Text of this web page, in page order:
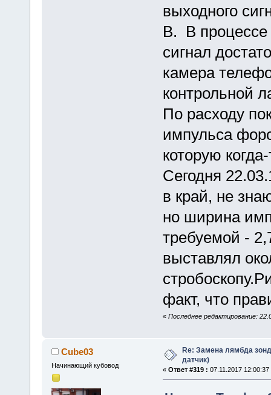
выходного
В. В процессе
сигнал
камера
контрольной
По расходу
импульса
которую
Сегодня
в край, не
но ширина
требуемой -
выставлял
факт, что
« Последнее редактирование:
Cube03
Начинающий кубовод
Re: Замена лямбда
датчик)
« Ответ #319 : 07.11.2017 12:00:37